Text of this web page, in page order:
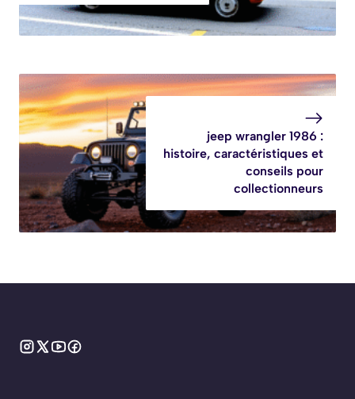
jeep wrangler 1986 :
histoire, caractéristiques et
conseils pour
collectionneurs